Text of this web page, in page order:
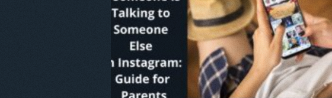
이 문서 공유하기
트위터 Facebook 링크 복사